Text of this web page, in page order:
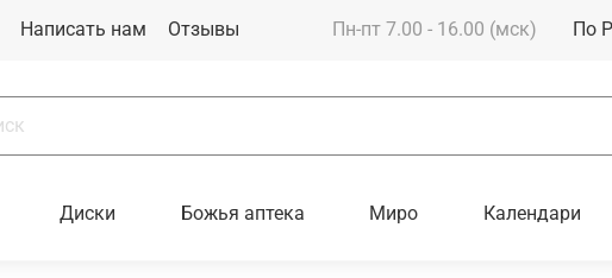
Написать нам Отзывы Пн-пт 7.00 - 16.00 (мск) По
Диски Божья аптека Миро Календари